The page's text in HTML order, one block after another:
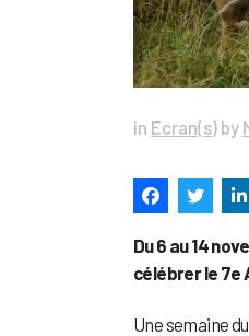
in Ecran(s) by
Du 6 au 14
célébrer le 7e
Une semaine